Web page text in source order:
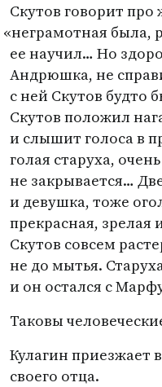
Скутов говорит про
«неграмотная была,
ее научил… Но
Андрюшка, не
с ней Скутов будто
Скутов положил
и слышит голоса в
голая старуха,
не закрывается…
и девушка, тоже
прекрасная, зрелая
Скутов совсем
не до мытья.
и он остался с
Таковы
Кулагин приезжает
своего отца.